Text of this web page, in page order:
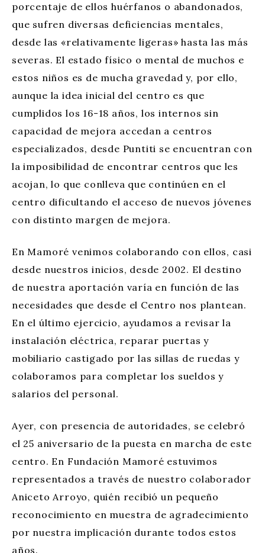
porcentaje de ellos huérfanos o abandonados,
que sufren diversas deficiencias mentales,
desde las «relativamente ligeras» hasta las más
severas. El estado físico o mental de muchos e
estos niños es de mucha gravedad y, por ello,
aunque la idea inicial del centro es que
cumplidos los 16-18 años, los internos sin
capacidad de mejora accedan a centros
especializados, desde Puntiti se encuentran con
la imposibilidad de encontrar centros que les
acojan, lo que conlleva que continúen en el
centro dificultando el acceso de nuevos jóvenes
con distinto margen de mejora.
En Mamoré venimos colaborando con ellos, casi
desde nuestros inicios, desde 2002. El destino
de nuestra aportación varía en función de las
necesidades que desde el Centro nos plantean.
En el último ejercicio, ayudamos a revisar la
instalación eléctrica, reparar puertas y
mobiliario castigado por las sillas de ruedas y
colaboramos para completar los sueldos y
salarios del personal.
Ayer, con presencia de autoridades, se celebró
el 25 aniversario de la puesta en marcha de este
centro. En Fundación Mamoré estuvimos
representados a través de nuestro colaborador
Aniceto Arroyo, quién recibió un pequeño
reconocimiento en muestra de agradecimiento
por nuestra implicación durante todos estos
años.